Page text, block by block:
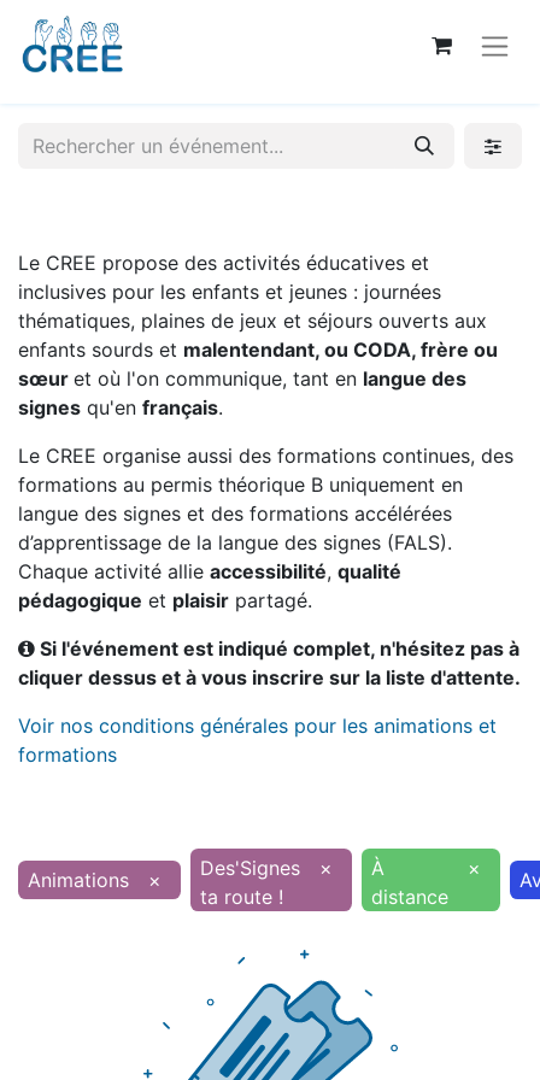
Le CREE propose des activités éducatives et
inclusives pour les enfants et jeunes : journées
thématiques, plaines de jeux et séjours ouverts aux
enfants sourds et malentendant, ou CODA, frère ou
sœur et où l'on communique, tant en langue des
signes qu'en français.
Le CREE organise aussi des formations continues, des
formations au permis théorique B uniquement en
langue des signes et des formations accélérées
d’apprentissage de la langue des signes (FALS).
Chaque activité allie accessibilité, qualité
pédagogique et plaisir partagé.
Si l'événement est indiqué complet, n'hésitez pas à
cliquer dessus et à vous inscrire sur la liste d'attente.
Voir nos conditions générales pour les animations et
formations
Animations ×
Des'Signes
ta route !
×
À
distance
×